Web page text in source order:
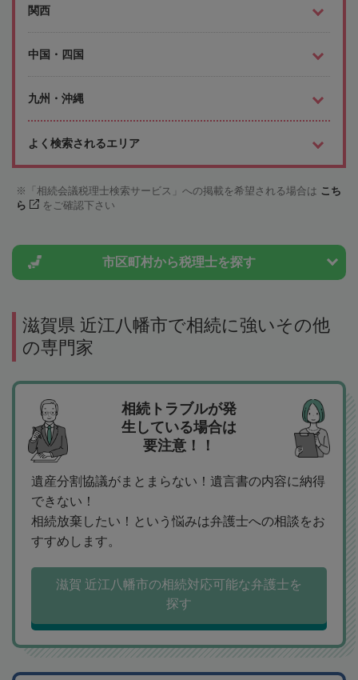
関西
中国・四国
九州・沖縄
よく検索されるエリア
「相続会議税理士検索サービス」への掲載を希望される場合は こち
ら
をご確認下さい
市区町村から税理士を探す
滋賀県 近江八幡市で相続に強いその他
の専門家
相続トラブルが発
生している場合は
要注意！！
遺産分割協議がまとまらない！遺言書の内容に納得
できない！
相続放棄したい！という悩みは弁護士への相談をお
すすめします。
滋賀 近江八幡市の相続対応可能な弁護士を
探す